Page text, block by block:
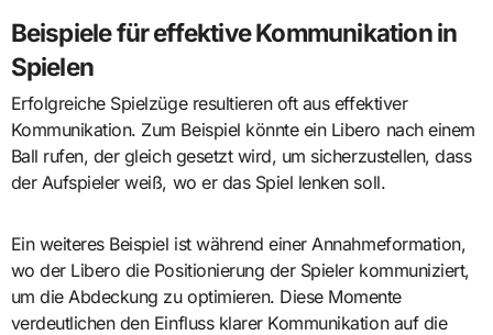
Beispiele für effektive Kommunikation in
Spielen
Erfolgreiche Spielzüge resultieren oft aus effektiver
Kommunikation. Zum Beispiel könnte ein Libero nach einem
Ball rufen, der gleich gesetzt wird, um sicherzustellen, dass
der Aufspieler weiß, wo er das Spiel lenken soll.
Ein weiteres Beispiel ist während einer Annahmeformation,
wo der Libero die Positionierung der Spieler kommuniziert,
um die Abdeckung zu optimieren. Diese Momente
verdeutlichen den Einfluss klarer Kommunikation auf die